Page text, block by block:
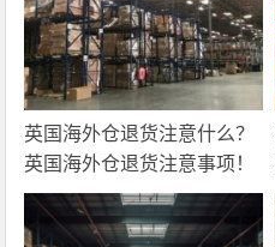
英国海外仓退货注意什么？
英国海外仓退货注意事项！